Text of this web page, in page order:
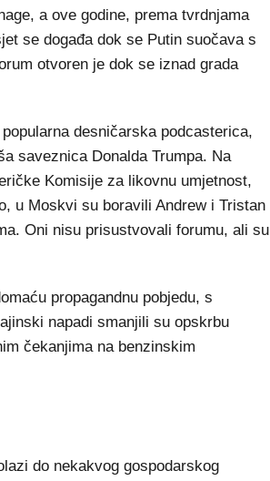
a ove godine, prema tvrdnjama
se događa dok se Putin suočava s
otvoren je dok se iznad grada
desničarska podcasterica,
saveznica Donalda Trumpa. Na
Komisije za likovnu umjetnost,
u Moskvi su boravili Andrew i Tristan
Oni nisu prisustvovali forumu, ali su
propagandnu pobjedu, s
napadi smanjili su opskrbu
čekanjima na benzinskim
do nekakvog gospodarskog